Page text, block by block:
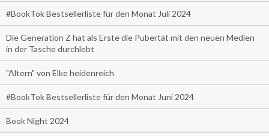
#BookTok Bestsellerliste für den Monat Juli 2024
Die Generation Z hat als Erste die Pubertät mit den neuen Medien
in der Tasche durchlebt
"Altern" von Elke heidenreich
#BookTok Bestsellerliste für den Monat Juni 2024
Book Night 2024